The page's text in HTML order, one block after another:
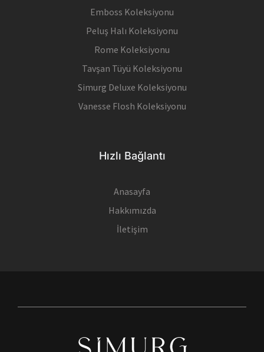
Emboss Koleksiyonu
Peluş Halı Koleksiyonu
Rome Koleksiyonu
Tavşan Tüyü Koleksiyonu
Simurg Deluxe Koleksiyonu
Vanesse Flosh Koleksiyonu
Hızlı Bağlantı
Anasayfa
Hakkımızda
İletişim